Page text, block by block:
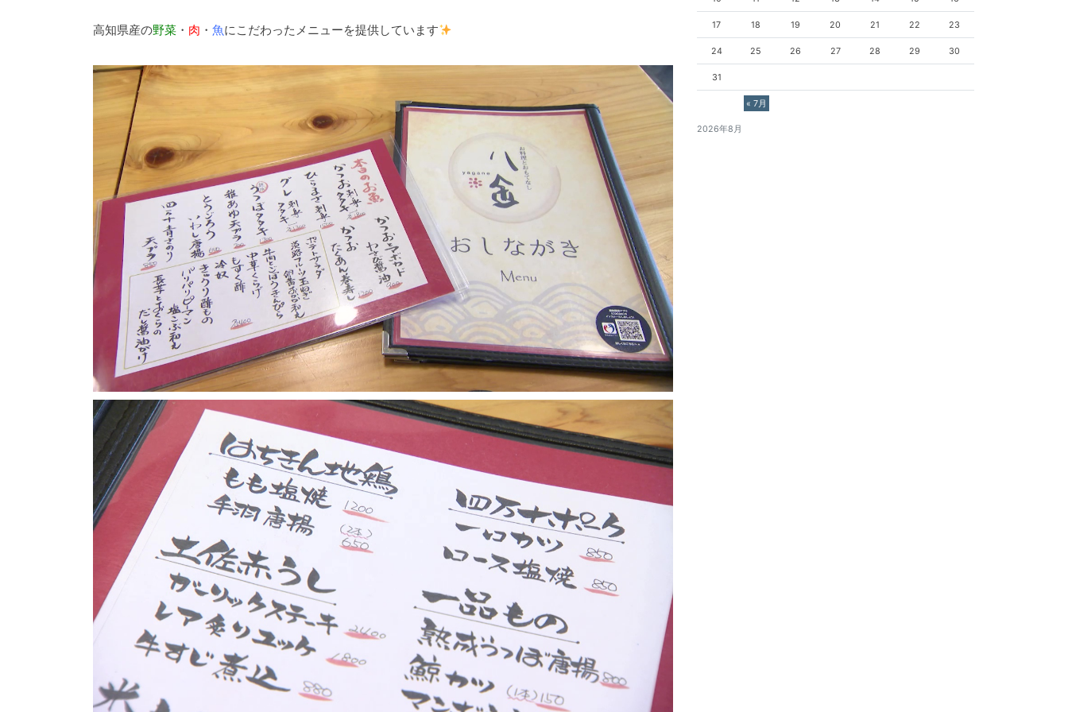
高知県産の野菜 ・ 肉 ・ 魚にこだわったメニューを提供しています
2026年8月
« 7月
17 18 19 20 21 22 23
24 25 26 27 28 29 30
31